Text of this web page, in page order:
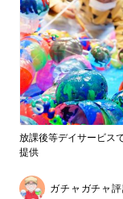
放課後等デイサービス
提供
ガチャガチャ